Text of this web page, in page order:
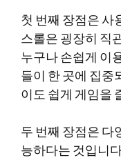
첫 번째 장점은 사
스롤은 굉장히 직
누구나 손쉽게 이
들이 한 곳에 집중
이도 쉽게 게임을
두 번째 장점은 다
능하다는 것입니